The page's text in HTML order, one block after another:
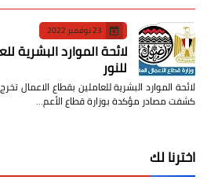
23 نوفمبر 2022
لائحة الموارد البشرية
للنور
لائحة الموارد البشرية للعاملين بقطاع الاعمال
كشفت مصادر مؤكدة بوزارة قطاع الأعم…
اخترنا لك